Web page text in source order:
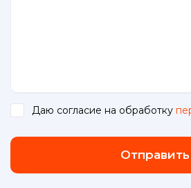
Даю согласие на обработку
Отправить